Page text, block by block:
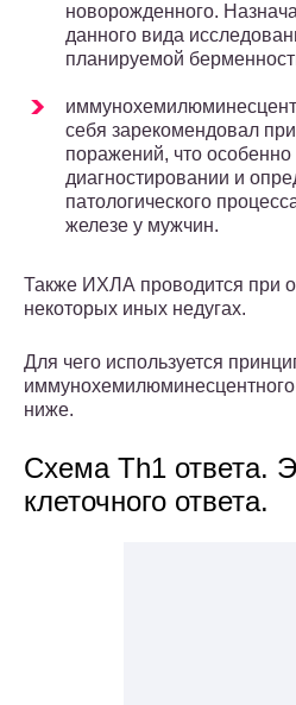
новорожденного.
данного вида
планируемой
себя зарекомендовал
поражений, что
диагностировании и
патологического
железе у мужчин.
Также ИХЛА проводится при
некоторых иных недугах.
Для чего используется
ниже.
Схема Th1 ответа.
клеточного ответа.